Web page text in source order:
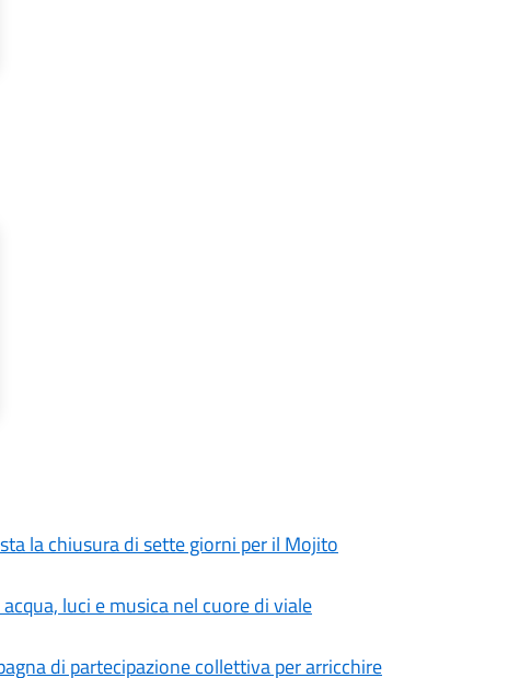
la chiusura di sette giorni per il Mojito
luci e musica nel cuore di viale
di partecipazione collettiva per arricchire